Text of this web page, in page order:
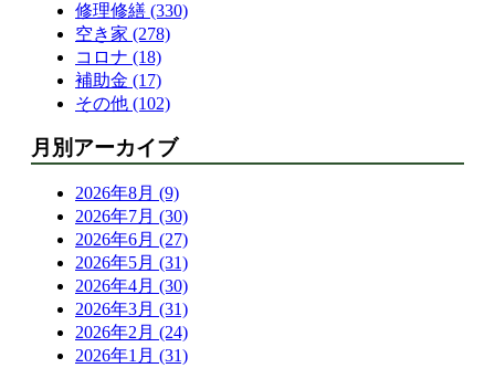
修理修繕 (330)
空き家 (278)
コロナ (18)
補助金 (17)
その他 (102)
月別アーカイブ
2026年8月 (9)
2026年7月 (30)
2026年6月 (27)
2026年5月 (31)
2026年4月 (30)
2026年3月 (31)
2026年2月 (24)
2026年1月 (31)